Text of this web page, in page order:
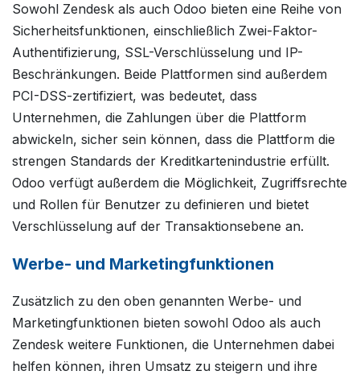
Sowohl Zendesk als auch Odoo bieten eine Reihe von
Sicherheitsfunktionen, einschließlich Zwei-Faktor-
Authentifizierung, SSL-Verschlüsselung und IP-
Beschränkungen. Beide Plattformen sind außerdem
PCI-DSS-zertifiziert, was bedeutet, dass
Unternehmen, die Zahlungen über die Plattform
abwickeln, sicher sein können, dass die Plattform die
strengen Standards der Kreditkartenindustrie erfüllt.
Odoo verfügt außerdem die Möglichkeit, Zugriffsrechte
und Rollen für Benutzer zu definieren und bietet
Verschlüsselung auf der Transaktionsebene an.
Werbe- und Marketingfunktionen
Zusätzlich zu den oben genannten Werbe- und
Marketingfunktionen bieten sowohl Odoo als auch
Zendesk weitere Funktionen, die Unternehmen dabei
helfen können, ihren Umsatz zu steigern und ihre